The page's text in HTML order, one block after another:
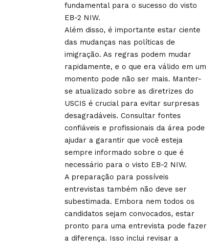
fundamental para o sucesso do visto
EB-2 NIW.
Além disso, é importante estar ciente
das mudanças nas políticas de
imigração. As regras podem mudar
rapidamente, e o que era válido em um
momento pode não ser mais. Manter-
se atualizado sobre as diretrizes do
USCIS é crucial para evitar surpresas
desagradáveis. Consultar fontes
confiáveis e profissionais da área pode
ajudar a garantir que você esteja
sempre informado sobre o que é
necessário para o visto EB-2 NIW.
A preparação para possíveis
entrevistas também não deve ser
subestimada. Embora nem todos os
candidatos sejam convocados, estar
pronto para uma entrevista pode fazer
a diferença. Isso inclui revisar a